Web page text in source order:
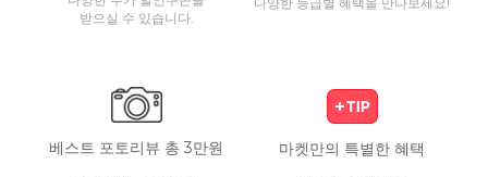
받으실 수 있습니다.
베스트 포토리뷰 총 3만원 마켓만의 특별한 혜택